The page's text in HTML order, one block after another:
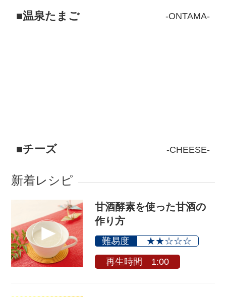
温泉たまご ONTAMA
チーズ CHEESE
新着レシピ
甘酒酵素を使った甘酒の
作り方
難易度 ★★☆☆☆
再生時間 1:00